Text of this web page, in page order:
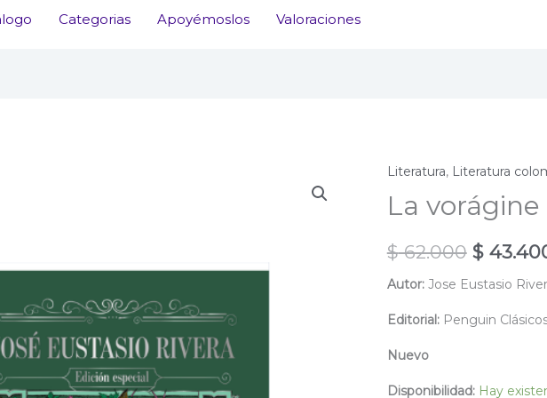
Categorias Apoyémoslos Valoraciones
Literatura, Literatura
La
$62.000 El
precio
original
$
$
Autor: Jose Eustasio
Editorial: Penguin
Nuevo
Disponibilidad: Hay